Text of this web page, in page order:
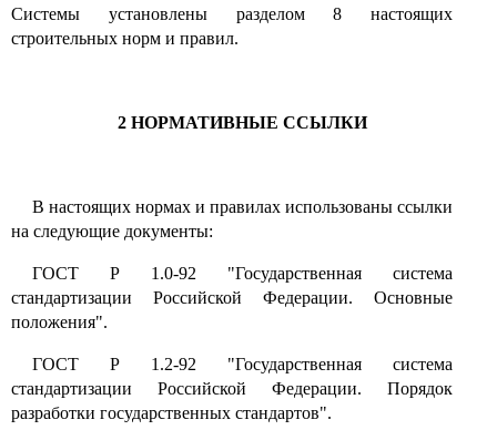
Системы установлены разделом8 настоящих
строительных норм и правил.
2НОРМАТИВНЫЕ ССЫЛКИ
В настоящих нормах и правилах использованы ссылки
на следующие документы:
ГОСТ Р1.0-92 "Государственная система
стандартизации Российской Федерации. Основные
положения".
ГОСТ Р1.2-92 "Государственная система
стандартизации Российской Федерации. Порядок
разработки государственных стандартов".